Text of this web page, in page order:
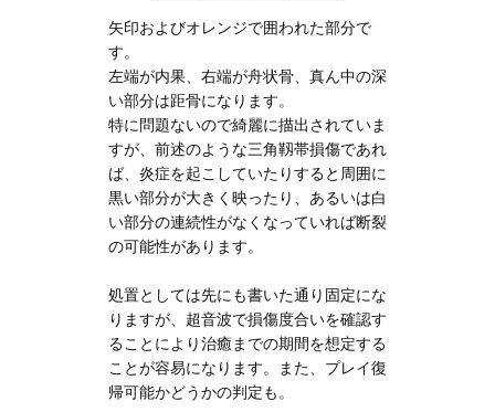
矢印およびオレンジで囲われた部分で
す。
左端が内果、右端が舟状骨、真ん中の深
い部分は距骨になります。
特に問題ないので綺麗に描出されていま
すが、前述のような三角靱帯損傷であれ
ば、炎症を起こしていたりすると周囲に
黒い部分が大きく映ったり、あるいは白
い部分の連続性がなくなっていれば断裂
の可能性があります。
処置としては先にも書いた通り固定にな
りますが、超音波で損傷度合いを確認す
ることにより治癒までの期間を想定する
ことが容易になります。また、プレイ復
帰可能かどうかの判定も。